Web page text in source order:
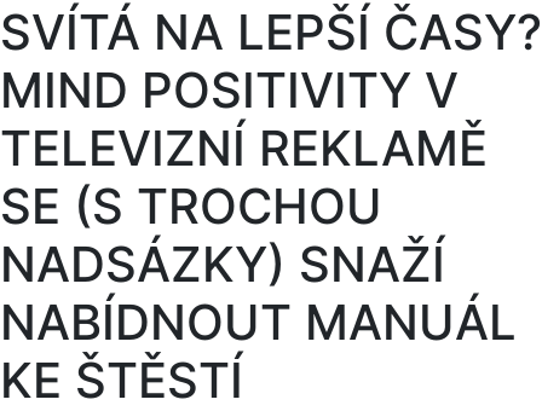
SVÍTÁ NA LEPŠÍ ČASY?
MIND POSITIVITY V
TELEVIZNÍ REKLAMĚ
SE (S TROCHOU
NADSÁZKY) SNAŽÍ
NABÍDNOUT MANUÁL
KE ŠTĚSTÍ